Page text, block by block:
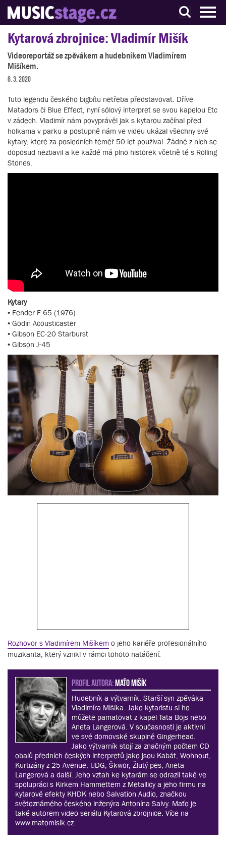
S muzikanty pro muzikanty
Kytarová zbrojnice: Vladimír Mišík
Videoreportáž se zpěvákem a hudebníkem Vladimírem
Mišíkem.
6. 3. 2020
Tuto legendu českého bigbítu netřeba představovat. Dříve
Matadors či Blue Effect, nyní sólový interpret se svou kapelou Etc
v zádech. Vladimír nám povyprávěl jak s kytarou začínal před
holkama v parku a postupně nám ve videu ukázal všechny své
kytary, které za posledních téměř 50 let používal. Žádné z nich se
doposud nezbavil a ke každé má plno historek včetně té s Rolling
Stones.
Kytary
• Fender F-65 (1976)
• Godin Acousticaster
• Gibson EC-20 Starburst
• Gibson J-45
Rozhovor s Vladimírem Mišíkem o jeho kariéře profesionálního
muzikanta, který vznikl v rámci tohoto natáčení.
PROFIL AUTORA:Maťo Mišík
Hudebník a výtvarník. Starší syn zpěváka
Vladimíra Mišíka. Jako kytaristu si ho
můžete pamatovat z kapel Tata Bojs nebo
Aneta Langerová. V současnosti je aktivní
ve své domovské skupině Gingerhead.
Jako výtvarník stojí za značným počtem CD
obalů předních českých interpretů jako jsou Kabát, Wohnout,
Kurtizány z 25 Avenue, UDG, Škwor, Žlutý pes, Aneta
Langerová a další. Jeho vztah ke kytarám se odrazil také ve
spolupráci s Kirkem Hammettem z Metallicy a jeho firmu na
kytarové efekty KHDK nebo Salvation Audio, značkou
světoznámého českého inženýra Antonína Salvy. Maťo je
také autorem video seriálu Kytarová zbrojnice. Více na
www.matomisik.cz.